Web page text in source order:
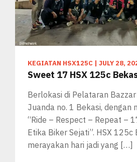
KEGIATAN HSX125C | JULY 28,
Sweet 17 HSX 125c
Berlokasi di Pelataran
Juanda no. 1 Bekasi, dengan
“Ride – Respect – Repeat –
Etika Biker Sejati”. HSX 125c
merayakan hari jadi yang […]